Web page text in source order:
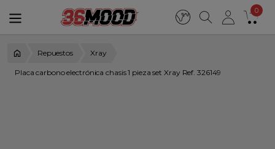
0
Repuestos Xray
Placa carbono electrónica chasis 1 pieza set Xray Ref. 326149